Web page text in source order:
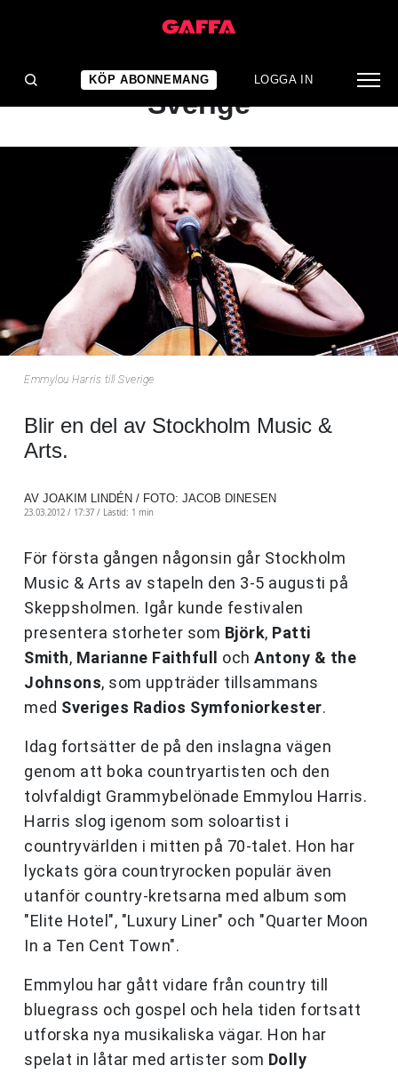
KÖP ABONNEMANG LOGGA IN
NYHET
Emmylou Harris till
Sverige
Emmylou Harris till Sverige
Blir en del av Stockholm Music &
Arts.
AV JOAKIM LINDÉN / FOTO: JACOB DINESEN
23.03.2012 / 17:37 / Lästid: 1 min
För första gången någonsin går Stockholm
Music & Arts av stapeln den 3-5 augusti på
Skeppsholmen. Igår kunde festivalen
presentera storheter som Björk, Patti
Smith, Marianne Faithfull och Antony & the
Johnsons, som uppträder tillsammans
med Sveriges Radios Symfoniorkester.
Idag fortsätter de på den inslagna vägen
genom att boka countryartisten och den
tolvfaldigt Grammybelönade Emmylou Harris.
Harris slog igenom som soloartist i
countryvärlden i mitten på 70-talet. Hon har
lyckats göra countryrocken populär även
utanför country-kretsarna med album som
"Elite Hotel", "Luxury Liner" och "Quarter Moon
In a Ten Cent Town".
Emmylou har gått vidare från country till
bluegrass och gospel och hela tiden fortsatt
utforska nya musikaliska vägar. Hon har
spelat in låtar med artister som Dolly